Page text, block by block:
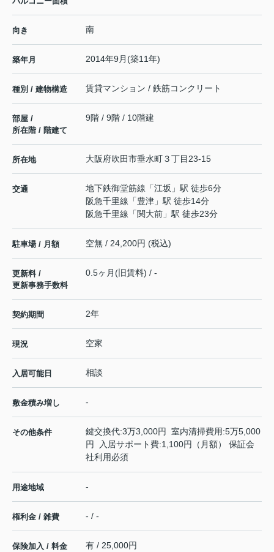
向き 南
築年月 2014年9月(築11年)
種別 / 建物構造 賃貸マンション / 鉄筋コンクリート
部屋 /
所在階 / 階建て
9階 / 9階 / 10階建
所在地 大阪府吹田市垂水町３丁目23-15
交通 地下鉄御堂筋線 「江坂 」駅 徒歩6分
阪急千里線 「豊津 」駅 徒歩14分
阪急千里線 「関大前 」駅 徒歩23分
駐車場 / 月額 空無 / 24,200円 (税込)
更新料 /
更新事務手数料
0.5ヶ月(旧賃料) / -
契約期間 2年
現況 空家
入居可能日 相談
敷金積み増し -
その他条件
鍵交換代:3万3,000円 室内清掃費用:5万5,000
円 入居サポート費:1,100円（月額） 保証会
社利用必須
用途地域 -
権利金 / 雑費 - / -
保険加入 / 料金 有 / 25,000円